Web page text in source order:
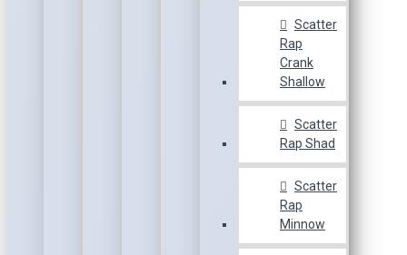
Scatter
Rap
Crank
Shallow
Scatter
Rap Shad
Scatter
Rap
Minnow